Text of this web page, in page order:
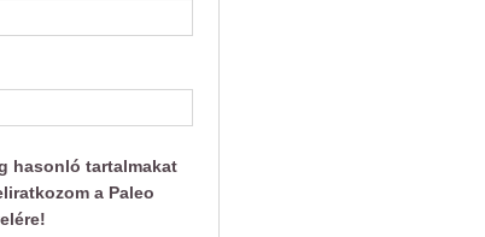
hasonló tartalmakat
a Paleo